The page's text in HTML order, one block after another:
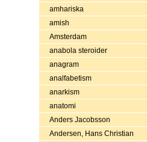
amhariska
amish
Amsterdam
anabola steroider
anagram
analfabetism
anarkism
anatomi
Anders Jacobsson
Andersen, Hans Christian